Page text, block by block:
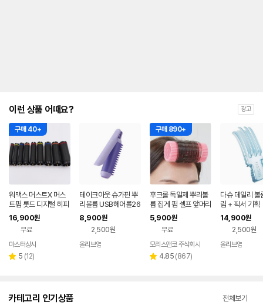
이런 상품 어때요? 광고
구매 40+
워맥스 머스트X 머스
트펌 롯드 디지털 히피
펌 롱 숏
16,900원
무료
마스터상사
별 5 리
(12)
테이크아웃 슈가핀 뿌
리볼륨 USB헤어롤26
8,900원
2,500원
올리브영
구매 890+
후크롤 독일제 뿌리볼
륨 집게 펌 셀프 앞머리
정수리 머리 헤어롤 뿌
리 볼륨 살리기 핀 파워
구르프
5,900원
무료
모리스앤코 주식회사
별 4.85 리
(867)
다슈 데일리 볼
림 + 픽서 기획
14,900원
2,500원
올리브영
카테고리 인기상품 전체보기